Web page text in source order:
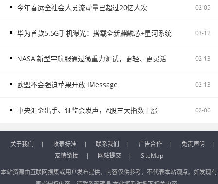
今年春运全社会人员流动量已超过20亿人次 02-05
华为首款5.5G手机曝光：搭载全新麒麟芯+星河系统 03-12
NASA 新型宇航服通过微重力测试，更轻、更灵活 02-13
欧盟不会强迫苹果开放 iMessage 02-13
中央汇金出手、证监会发声，A股三大指数上涨 02-06
关于我们 | 收录标准 | 联系我们 | 广告合作 | 免责声明
|
友情链接
| 网站提交 |
SiteMap
本站资源由互联网搜集或用户发布提供，内容仅供参考，不代表本站观点。如发现有